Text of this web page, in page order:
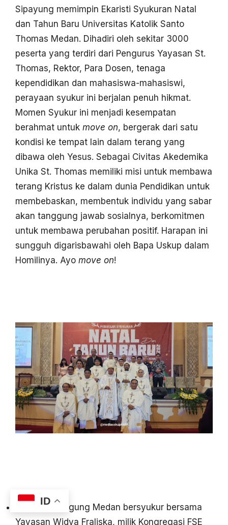
Sipayung memimpin Ekaristi Syukuran Natal
dan Tahun Baru Universitas Katolik Santo
Thomas Medan. Dihadiri oleh sekitar 3000
peserta yang terdiri dari Pengurus Yayasan St.
Thomas, Rektor, Para Dosen, tenaga
kependidikan dan mahasiswa-mahasiswi,
perayaan syukur ini berjalan penuh hikmat.
Momen Syukur ini menjadi kesempatan
berahmat untuk move on, bergerak dari satu
kondisi ke tempat lain dalam terang yang
dibawa oleh Yesus. Sebagai Civitas Akedemika
Unika St. Thomas memiliki misi untuk membawa
terang Kristus ke dalam dunia Pendidikan untuk
membebaskan, membentuk individu yang sabar
akan tanggung jawab sosialnya, berkomitmen
untuk membawa perubahan positif. Harapan ini
sungguh digarisbawahi oleh Bapa Uskup dalam
Homilinya. Ayo move on!
Keuskupan Agung Medan bersyukur bersama
Yayasan Widya Fraliska, milik Kongregasi FSE
ID